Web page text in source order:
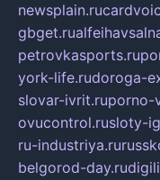
newsplain.ru
gbget.ru
petrovkasports.ru
york-life.rudoroga-
slovar-ivrit.ruporno-
ovucontrol.rusloty-
ru-industriya.ru
belgorod-day.ru